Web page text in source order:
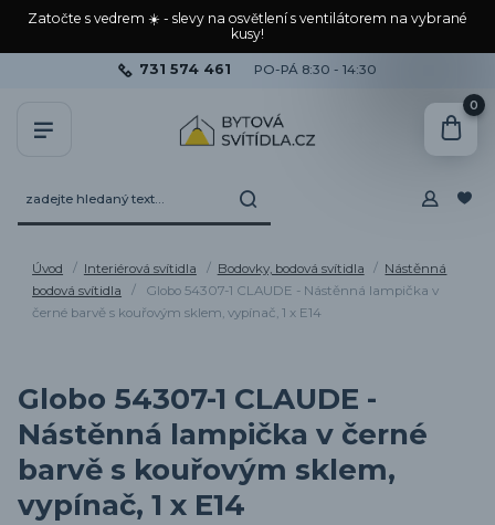
Zatočte s vedrem ☀️ - slevy na osvětlení s ventilátorem na vybrané
kusy!
731 574 461 PO-PÁ 8:30 - 14:30
0
Úvod Interiérová svítidla Bodovky, bodová svítidla
Nástěnná
bodová svítidla
Globo 54307-1 CLAUDE - Nástěnná lampička v
černé barvě s kouřovým sklem, vypínač, 1 x E14
Globo 54307-1 CLAUDE -
Nástěnná lampička v černé
barvě s kouřovým sklem,
vypínač, 1 x E14